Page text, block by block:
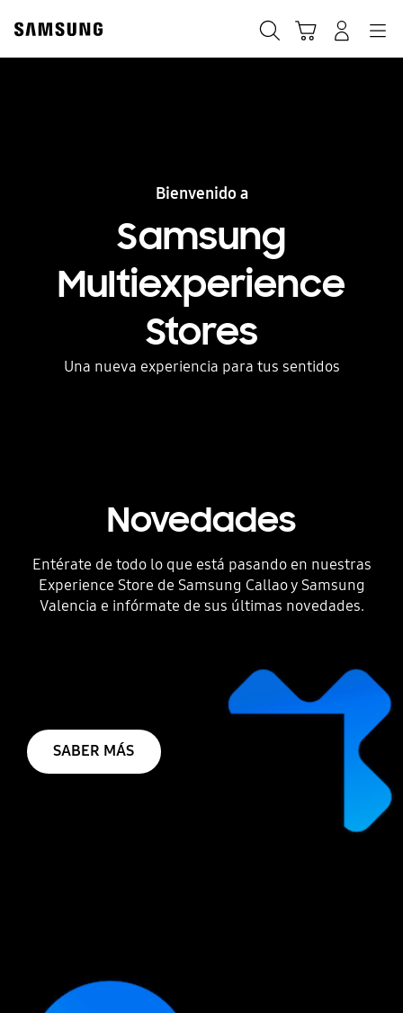
Bienvenido a
Samsung
Multiexperience
Stores
Una nueva experiencia para tus sentidos
Novedades
Entérate de todo lo que está pasando en nuestras
Experience Store de Samsung Callao y Samsung
Valencia e infórmate de sus últimas novedades.
SABER MÁS